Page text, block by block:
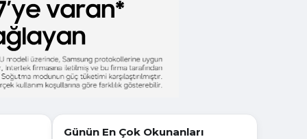
Günün En Çok Okunanları